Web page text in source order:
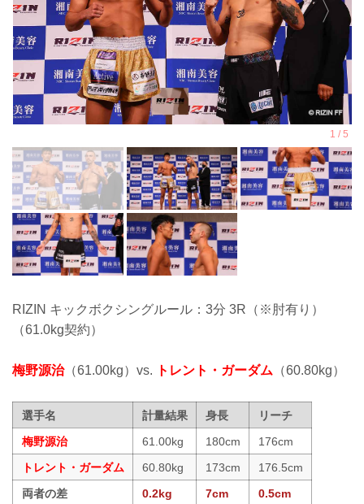
RIZIN キックボクシングルール：3分 3R（※肘有り）
（61.0kg契約）
梅野源治（61.00kg）vs. トレント・ガーダム （60.80kg）
選手名 計量結果 身長
リーチ
梅野源治
61.00kg 180cm
176cm
トレント・ガーダム
60.80kg 173cm
176.5cm
両者の差
0.2kg 7cm 0.5cm